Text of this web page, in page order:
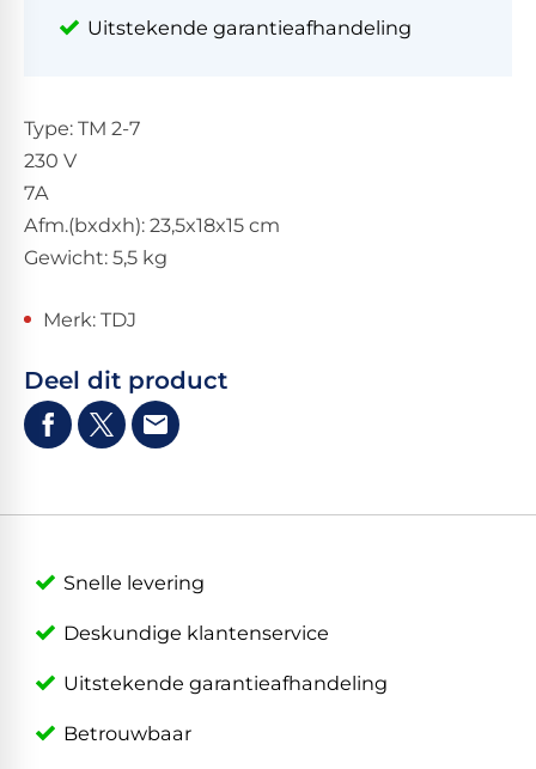
Uitstekende garantieafhandeling
Type: TM 2-7
230 V
7A
Afm.(bxdxh): 23,5x18x15 cm
Gewicht: 5,5 kg
Merk: TDJ
Deel dit product
Snelle levering
Deskundige klantenservice
Uitstekende garantieafhandeling
Betrouwbaar